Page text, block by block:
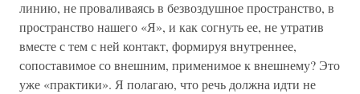
линию, не проваливаясь в безвоздушное пространство, в
пространство нашего «Я», и как согнуть ее, не утратив
вместе с тем с ней контакт, формируя внутреннее,
сопоставимое со внешним, применимое к внешнему? Это
уже «практики». Я полагаю, что речь должна идти не